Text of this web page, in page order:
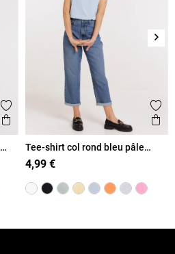
Ajouter aux favoris
Aperçu rapide
Tee-shirt col rond bleu pâle
femme
4,99 €